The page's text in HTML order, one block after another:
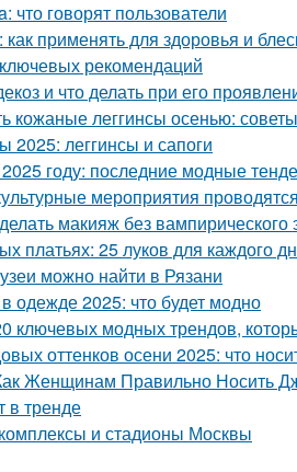
говорят пользователи
применять для здоровья и
рекомендаций
и что делать при его
кожаные леггинсы осенью:
леггинсы и сапоги
году: последние модные
мероприятия
макияж без
платьях: 25 луков для каждого
можно найти в Рязани
одежде 2025: что будет модно
ключевых модных трендов,
оттенков осени 2025: что
Женщинам Правильно Носить
в тренде
и стадионы Москвы